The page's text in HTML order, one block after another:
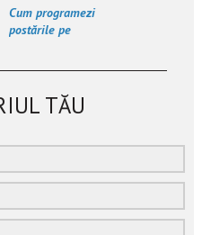
Cum programezi
postările pe
TĂU